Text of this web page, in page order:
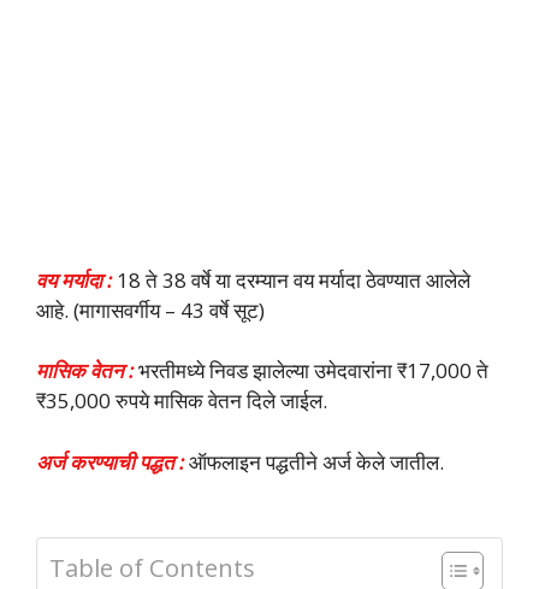
वय मर्यादा :18 ते 38 वर्षे या दरम्यान वय मर्यादा ठेवण्यात आलेले
आहे. (मागासवर्गीय – 43 वर्षे सूट)
मासिक वेतन :भरतीमध्ये निवड झालेल्या उमेदवारांना ₹17,000 ते
₹35,000 रुपये मासिक वेतन दिले जाईल.
अर्ज करण्याची पद्धत :ऑफलाइन पद्धतीने अर्ज केले जातील.
Table of Contents